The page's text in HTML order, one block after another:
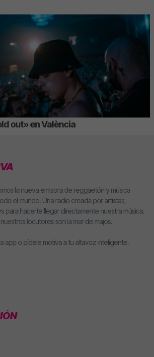
out» en València
la nueva emisora de reggaetón y música
el mundo. Una radio creada por artistas,
para hacerte llegar directamente nuestra música.
locutores son la mar de majos.
app o pídele motiva a tu altavoz inteligente.